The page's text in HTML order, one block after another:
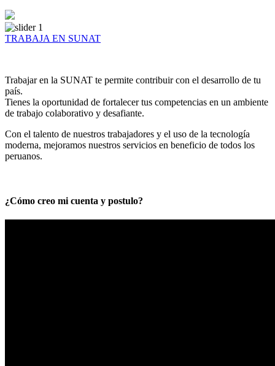
TRABAJA EN SUNAT
Trabajar en la SUNAT te permite contribuir con el desarrollo de tu
país.
Tienes la oportunidad de fortalecer tus competencias en un ambiente
de trabajo colaborativo y desafiante.
Con el talento de nuestros trabajadores y el uso de la tecnología
moderna, mejoramos nuestros servicios en beneficio de todos los
peruanos.
¿Cómo creo mi cuenta y postulo?